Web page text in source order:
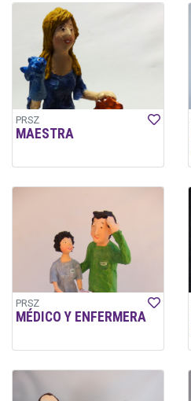
PRSZ
MAESTRA
PRSZ
MÉDICO Y ENFERMERA